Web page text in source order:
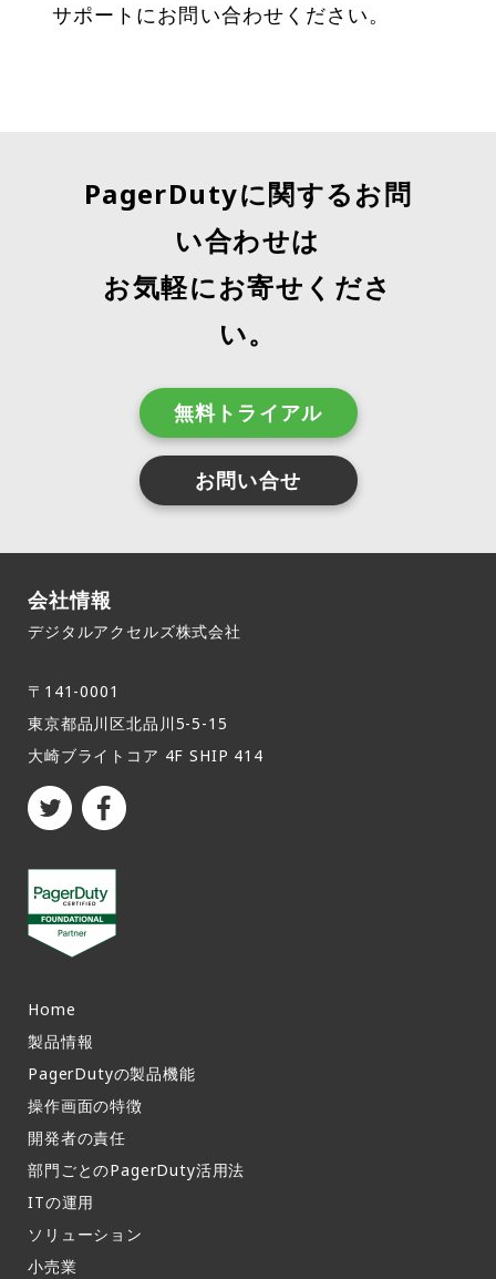
サポートにお問い合わせください。
PagerDutyに関するお問
い合わせは
お気軽にお寄せくださ
い。
無料トライアル
お問い合せ
会社情報
デジタルアクセルズ株式会社
〒141-0001
東京都品川区北品川5-5-15​
大崎ブライトコア 4F SHIP 414
Home
製品情報​
PagerDutyの製品機能​
操作画面の特徴​
開発者の責任
部門ごとのPagerDuty活用法​
ITの運用​
ソリューション
小売業